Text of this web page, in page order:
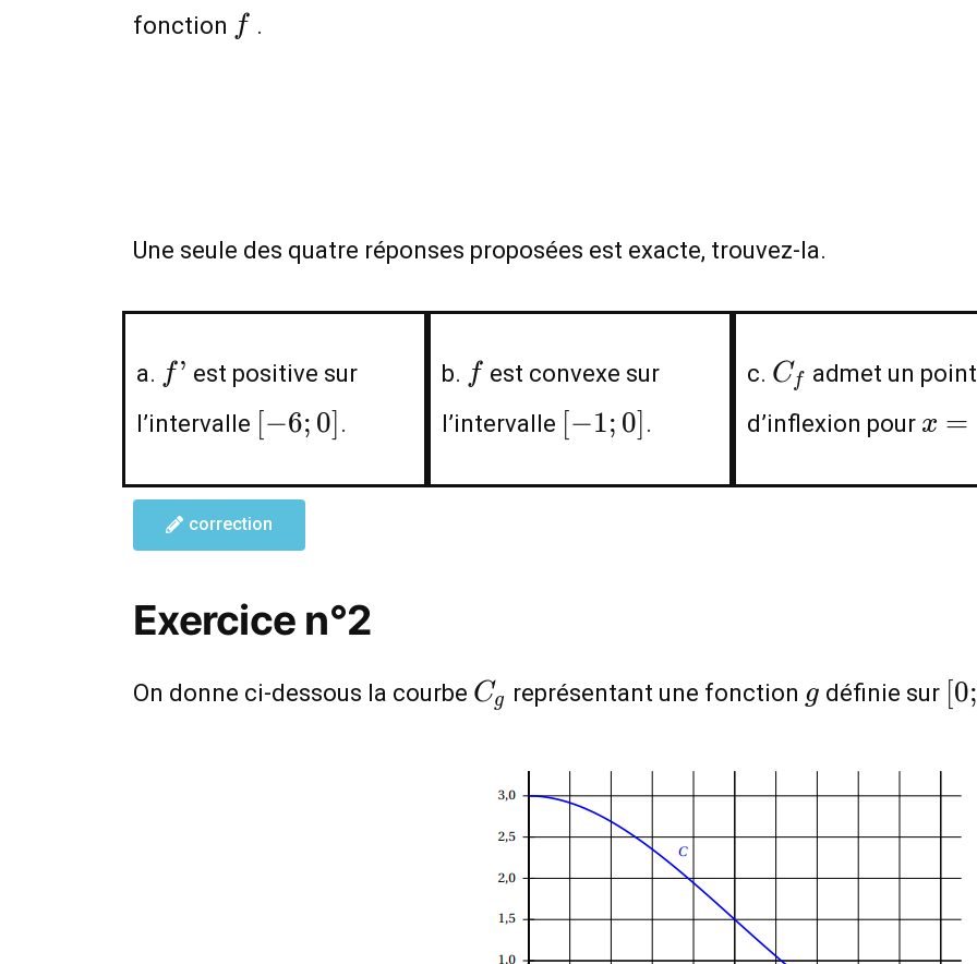
fonction ff .
Une seule des quatre réponses proposées est exacte, trouvez-la.
a. f’
f ’ est positive sur
l’intervalle [-6;0]
[−6; 0] .
b. ff est convexe sur
l’intervalle [-1;0]
[−1; 0] .
c. C_f
Cf admet un point
d’inflexion pour x=-
x =
correction
Exercice n°2
On donne ci-dessous la courbe C_g
Cg représentant une fonction g
g définie sur [0;